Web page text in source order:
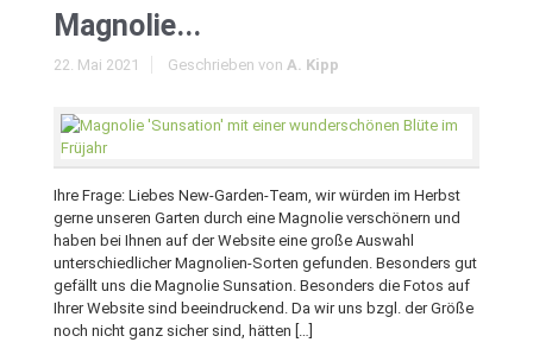
Magnolie...
22. Mai 2021 Geschrieben von A. Kipp
Ihre Frage: Liebes New-Garden-Team, wir würden im Herbst
gerne unseren Garten durch eine Magnolie verschönern und
haben bei Ihnen auf der Website eine große Auswahl
unterschiedlicher Magnolien-Sorten gefunden. Besonders gut
gefällt uns die Magnolie Sunsation. Besonders die Fotos auf
Ihrer Website sind beeindruckend. Da wir uns bzgl. der Größe
noch nicht ganz sicher sind, hätten […]